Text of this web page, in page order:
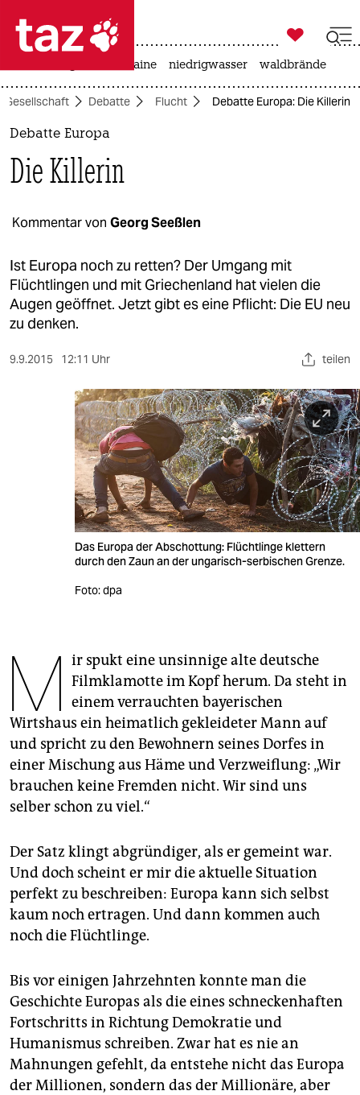
 taz zahl ich
taz zahl ich
politik
öko
gesellschaft
kultur
sport
berlin
wahrheit
veranstaltungen
fragen & hilfe
abo
genossenschaft
epaper login

taz zahl ich
krieg in der ukraine niedrigwasser waldbrände
Gesellschaft Debatte Flucht Debatte Europa: Die Killerin
Debatte Europa
Die Killerin
Kommentar von Georg Seeßlen
Ist Europa noch zu retten? Der Umgang mit
Flüchtlingen und mit Griechenland hat vielen die
Augen geöffnet. Jetzt gibt es eine Pflicht: Die EU neu
zu denken.
9.9.2015 12:11 Uhr teilen
Das Europa der Abschottung: Flüchtlinge klettern
durch den Zaun an der ungarisch-serbischen Grenze.
Foto: dpa
M ir spukt eine unsinnige alte deutsche
Filmklamotte im Kopf herum. Da steht in
einem verrauchten bayerischen
Wirtshaus ein heimatlich gekleideter Mann auf
und spricht zu den Bewohnern seines Dorfes in
einer Mischung aus Häme und Verzweiflung: „Wir
brauchen keine Fremden nicht. Wir sind uns
selber schon zu viel.“
Der Satz klingt abgründiger, als er gemeint war.
Und doch scheint er mir die aktuelle Situation
perfekt zu beschreiben: Europa kann sich selbst
kaum noch ertragen. Und dann kommen auch
noch die Flüchtlinge.
Bis vor einigen Jahrzehnten konnte man die
Geschichte Europas als die eines schneckenhaften
Fortschritts in Richtung Demokratie und
Humanismus schreiben. Zwar hat es nie an
Mahnungen gefehlt, da entstehe nicht das Europa
der Millionen, sondern das der Millionäre, aber